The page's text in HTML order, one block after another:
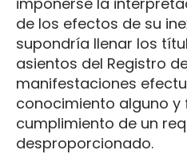
de los efectos de su
supondría llenar los
asientos del Registro
manifestaciones
conocimiento alguno y
cumplimiento de un
desproporcionado.